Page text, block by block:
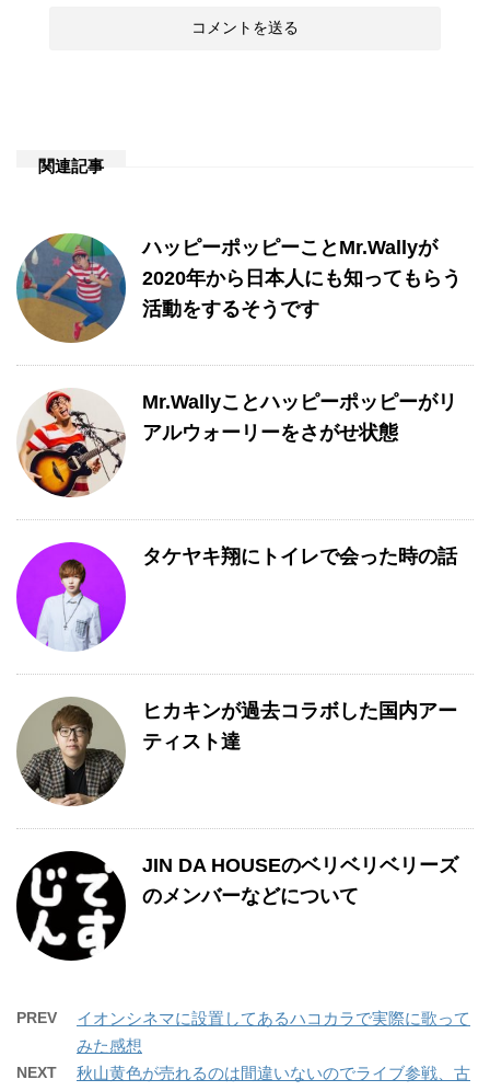
関連記事
ハッピーポッピーことMr.Wallyが
2020年から日本人にも知ってもらう
活動をするそうです
Mr.Wallyことハッピーポッピーがリ
アルウォーリーをさがせ状態
タケヤキ翔にトイレで会った時の話
ヒカキンが過去コラボした国内アー
ティスト達
JIN DA HOUSEのベリベリベリーズ
のメンバーなどについて
PREV
イオンシネマに設置してあるハコカラで実際に歌って
みた感想
NEXT
秋山黄色が売れるのは間違いないのでライブ参戦、古